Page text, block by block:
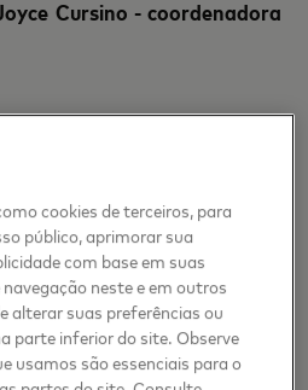
Cursino - coordenadora
meu sangue” - tempo
para a importância da
e mangues através de um
narrado por um pescador e
cookies de terceiros, para
público, aprimorar sua
com base em suas
neste e em outros
alterar suas preferências ou
parte inferior do site. Observe
usamos são essenciais para o